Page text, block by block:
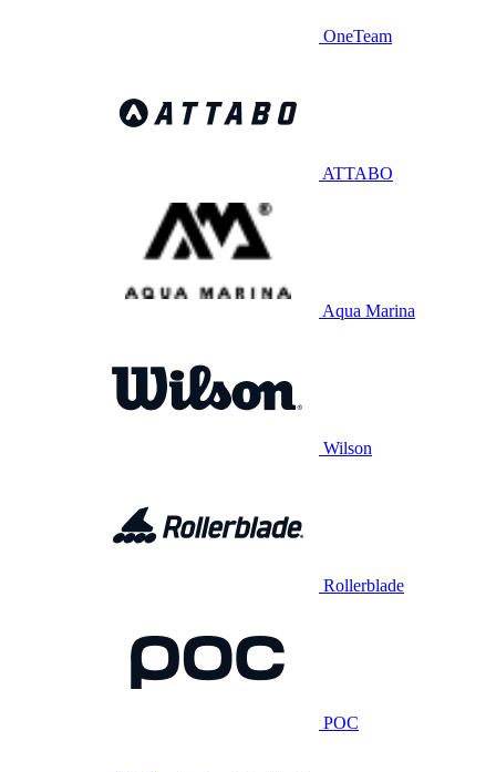
OneTeam
ATTABO
Aqua Marina
Wilson
Rollerblade
POC